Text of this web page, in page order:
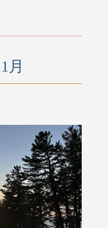
月